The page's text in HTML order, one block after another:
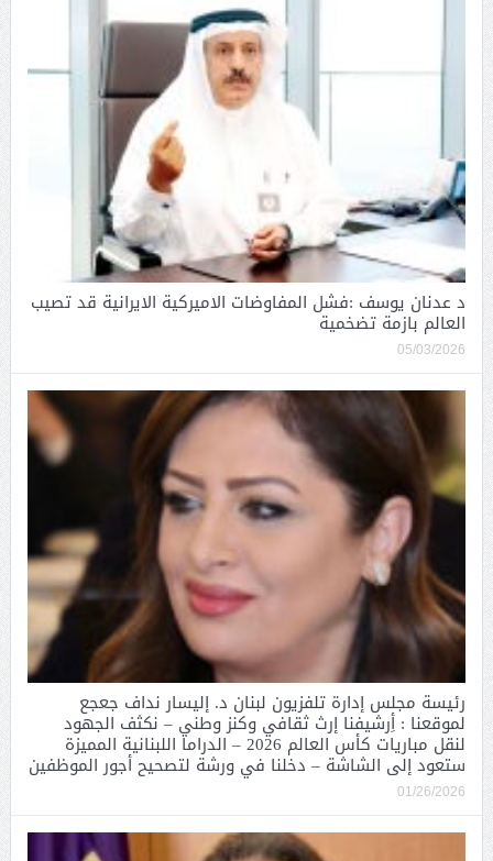
د عدنان يوسف :فشل المفاوضات الاميركية الايرانية قد تصيب
العالم بازمة تضخمية
05/03/2026
رئيسة مجلس إدارة تلفزيون لبنان د. إليسار نداف جعجع
لموقعنا : أِرشيفنا إرث ثقافي وكنز وطني – نكثف الجهود
لنقل مباريات كأس العالم 2026 – الدراما اللبنانية المميزة
ستعود إلى الشاشة – دخلنا في ورشة لتصحيح أجور الموظفين
01/26/2026